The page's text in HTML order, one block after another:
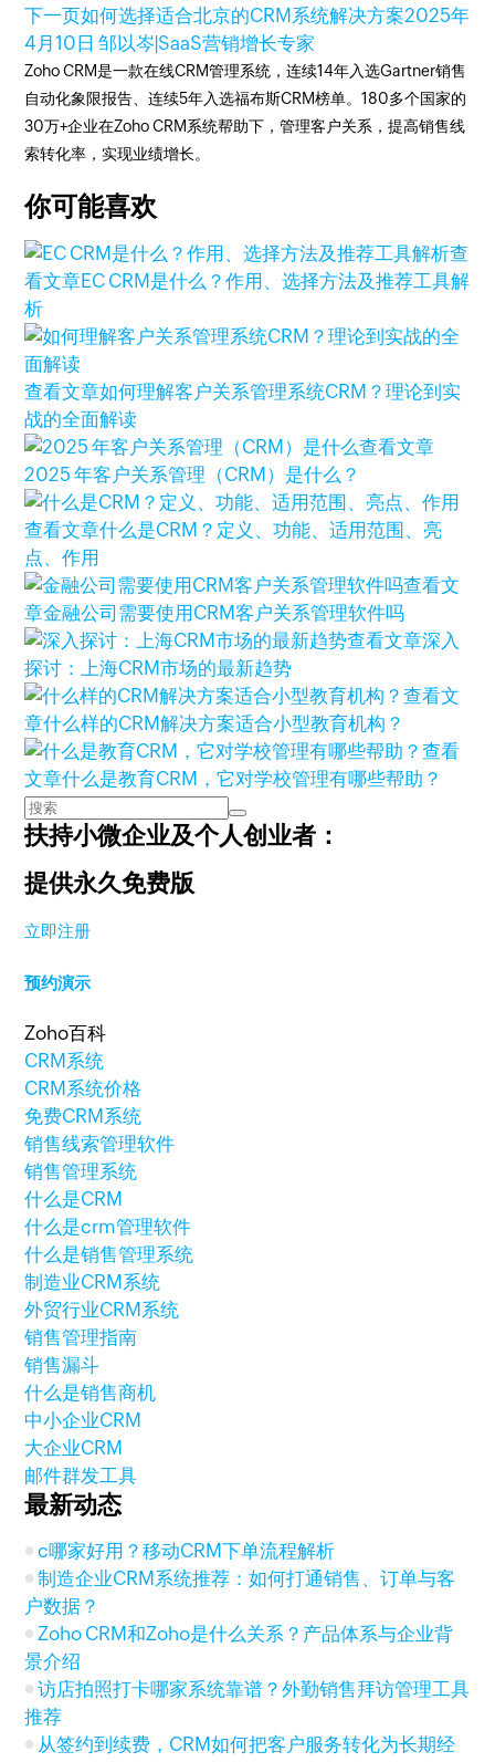
下一页如何选择适合北京的CRM系统解决方案2025年
4月10日 邹以岑|SaaS营销增长专家
Zoho CRM是一款在线CRM管理系统，连续14年入选Gartner销售
自动化象限报告、连续5年入选福布斯CRM榜单。180多个国家的
30万+企业在Zoho CRM系统帮助下，管理客户关系，提高销售线
索转化率，实现业绩增长。
你可能喜欢
查
看文章EC CRM是什么？作用、选择方法及推荐工具解
析
查看文章如何理解客户关系管理系统CRM？理论到实
战的全面解读
查看文章
2025 年客户关系管理（CRM）是什么？
查看文章什么是CRM？定义、功能、适用范围、亮
点、作用
查看文
章金融公司需要使用CRM客户关系管理软件吗
查看文章深入
探讨：上海CRM市场的最新趋势
查看文
章什么样的CRM解决方案适合小型教育机构？
查看
文章什么是教育CRM，它对学校管理有哪些帮助？
扶持小微企业及个人创业者：
提供永久免费版
立即注册
预约演示
Zoho百科
CRM系统
CRM系统价格
免费CRM系统
销售线索管理软件
销售管理系统
什么是CRM
什么是crm管理软件
什么是销售管理系统
制造业CRM系统
外贸行业CRM系统
销售管理指南
销售漏斗
什么是销售商机
中小企业CRM
大企业CRM
邮件群发工具
最新动态
c哪家好用？移动CRM下单流程解析
制造企业CRM系统推荐：如何打通销售、订单与客
户数据？
Zoho CRM和Zoho是什么关系？产品体系与企业背
景介绍
访店拍照打卡哪家系统靠谱？外勤销售拜访管理工具
推荐
从签约到续费，CRM如何把客户服务转化为长期经